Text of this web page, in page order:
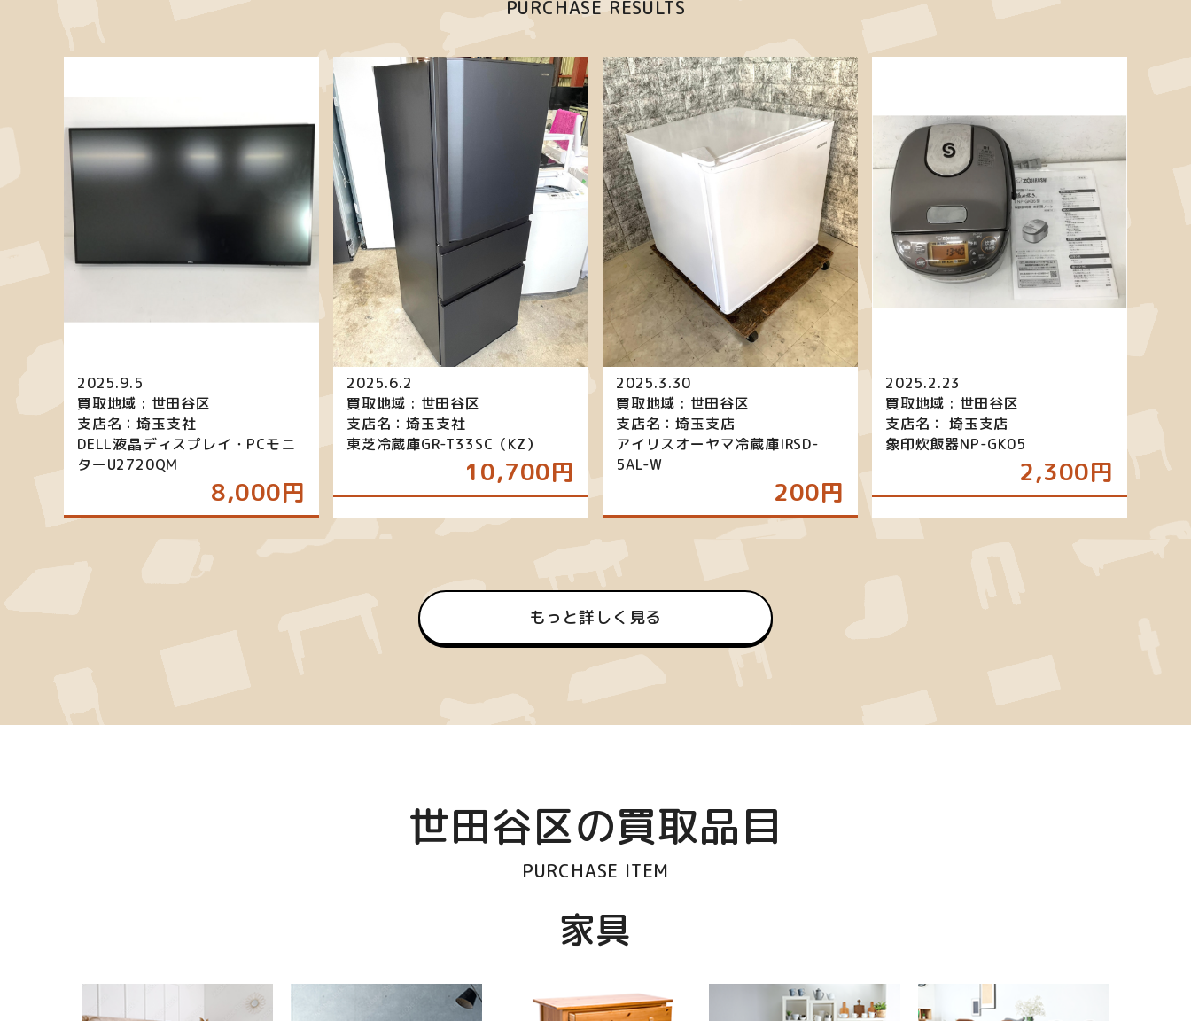
PURCHASE RESULTS
2025.9.5
買取地域 : 世田谷区
支店名：埼玉支社
DELL液晶ディスプレイ・PCモニ
ターU2720QM
8,000円
2025.6.2
買取地域 : 世田谷区
支店名：埼玉支社
東芝冷蔵庫GR-T33SC（KZ）
10,700円
2025.3.30
買取地域 : 世田谷区
支店名：埼玉支店
アイリスオーヤマ冷蔵庫IRSD-
5AL-W
200円
2025.2.23
買取地域 : 世田谷区
支店名： 埼玉支店
象印炊飯器NP-GK05
2,300円
もっと詳しく見る
世田谷区の買取品目
PURCHASE ITEM
家具